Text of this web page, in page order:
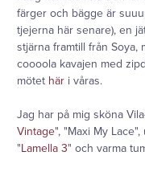
färger och bägge är
tjejerna här senare), en
stjärna framtill från Soya,
coooola kavajen med
mötet här i våras.
Jag har på mig sköna
Vintage", "Maxi My
"Lamella 3" och varma